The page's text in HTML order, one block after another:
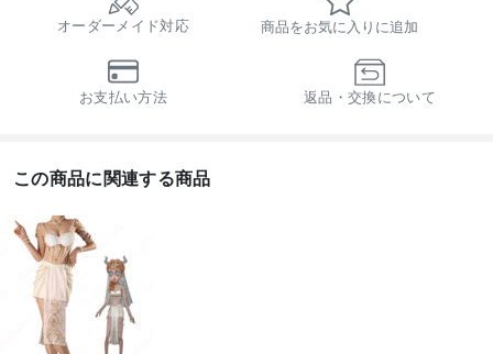
オーダーメイド対応 商品をお気に入りに追加
お支払い方法 返品・交換について
この商品に関連する商品